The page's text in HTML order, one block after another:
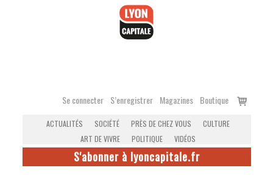
Se connecter S’enregistrer Magazines Boutique
Voir
ACTUALITÉS SOCIÉTÉ PRÈS DE CHEZ VOUS
CULTURE
ART DE VIVRE
POLITIQUE VIDÉOS
S'abonner à lyoncapitale.fr